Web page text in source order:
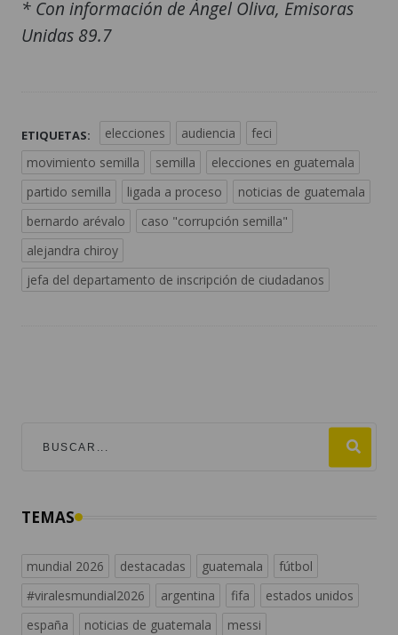
* Con información de Ángel Oliva, Emisoras
Unidas 89.7
ETIQUETAS: elecciones audiencia
feci
movimiento semilla
semilla
elecciones en guatemala
partido semilla
ligada a proceso
noticias de guatemala
bernardo arévalo
caso "corrupción semilla"
alejandra chiroy
jefa del departamento de inscripción de ciudadanos
TEMAS
mundial 2026 destacadas guatemala
fútbol
#viralesmundial2026
argentina fifa
estados unidos
españa
noticias de guatemala messi